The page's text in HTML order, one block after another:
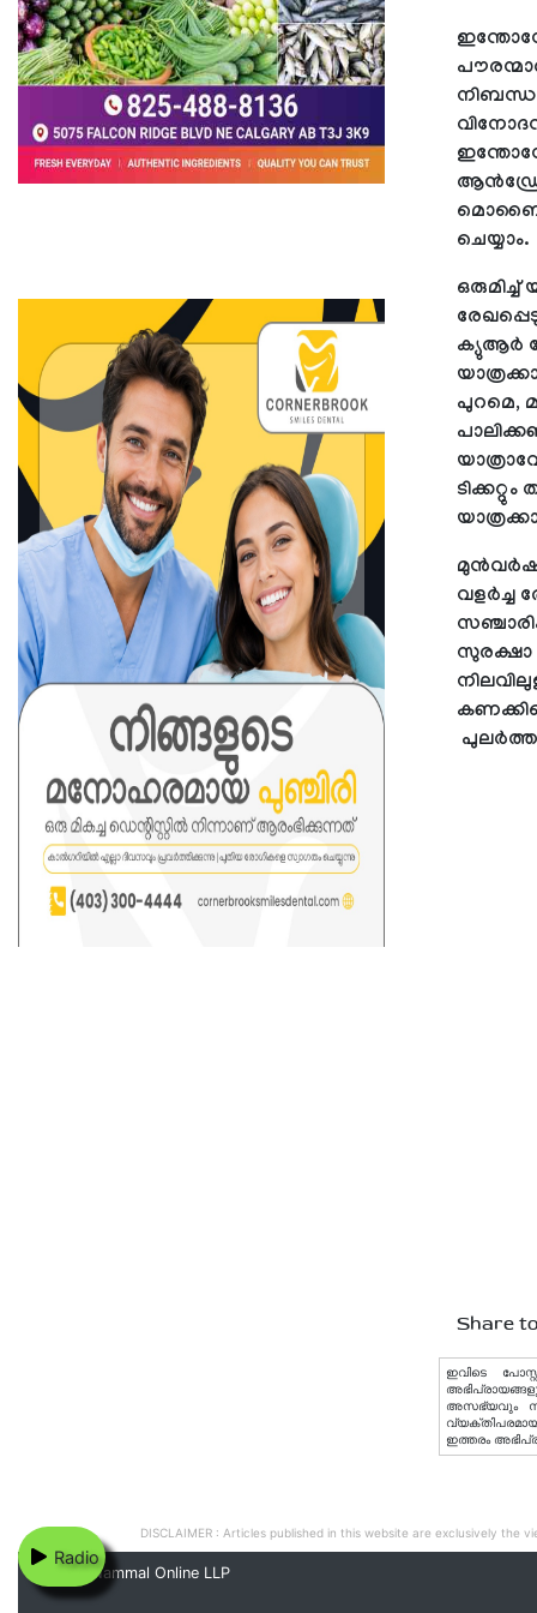
Radio
ചെയ്യാം.
ക്യുആർ
പുറമെ,
വളർച്ച
സുരക്ഷാ
Share
ഇവിടെ
അസഭ്യവും
ഇത്തരം
DISCLAIMER : Articles published in this website are exclusively
© 2020 Nammal Online LLP